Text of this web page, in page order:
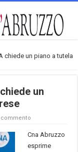
chiede un piano a tutela
un
commento
Cna Abruzzo
esprime